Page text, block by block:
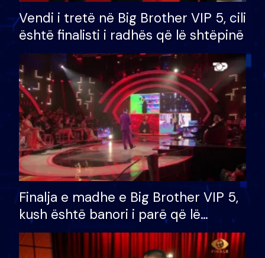
Vendi i tretë në Big Brother VIP 5, cili
është finalisti i radhës që lë shtëpinë
Finalja e madhe e Big Brother VIP 5,
kush është banori i parë që lë
shtëpinë dhe humb mundësinë për
të fituar çmimin e madh